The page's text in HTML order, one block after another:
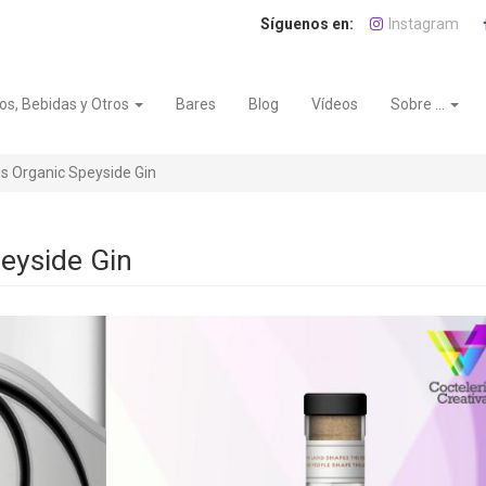
Instagram
Bebidas y Otros Bares Blog Vídeos Sobre ...
Organic Speyside Gin
Gin